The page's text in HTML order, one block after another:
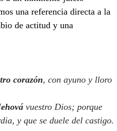
una referencia directa a la
de actitud y una
corazón, con ayuno y lloro
vuestro Dios; porque
y que se duele del castigo.